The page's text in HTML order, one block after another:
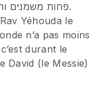
פחות משמנים וחמשה יובלות וביובל האחרון בן דוד בא.
Yéhouda le
n’a pas moins
durant le
David (le Messie)